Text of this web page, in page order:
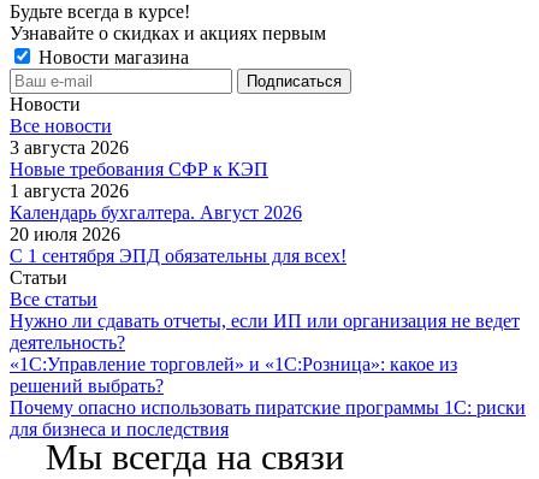
Будьте всегда в курсе!
Узнавайте о скидках и акциях первым
Новости магазина
Новости
Все новости
3 августа 2026
Новые требования СФР к КЭП
1 августа 2026
Календарь бухгалтера. Август 2026
20 июля 2026
С 1 сентября ЭПД обязательны для всех!
Статьи
Все статьи
Нужно ли сдавать отчеты, если ИП или организация не ведет
деятельность?
«1С:Управление торговлей» и «1С:Розница»: какое из
решений выбрать?
Почему опасно использовать пиратские программы 1С: риски
для бизнеса и последствия
Мы всегда на связи